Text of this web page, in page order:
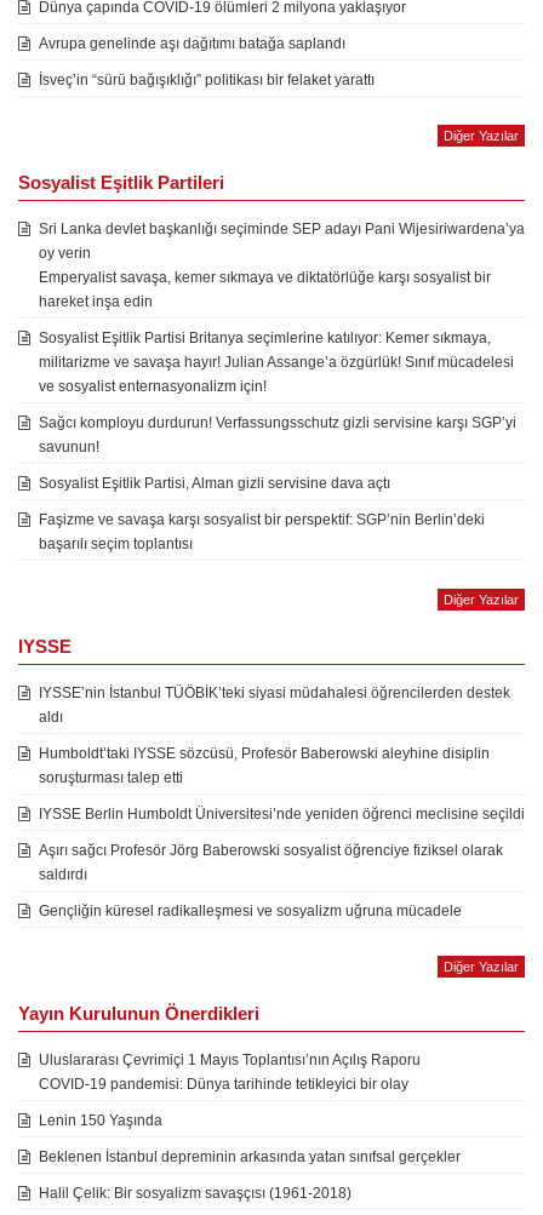
Dünya çapında COVID-19 ölümleri 2 milyona yaklaşıyor
Avrupa genelinde aşı dağıtımı batağa saplandı
İsveç’in “sürü bağışıklığı” politikası bir felaket yarattı
Diğer Yazılar
Sosyalist Eşitlik Partileri
Sri Lanka devlet başkanlığı seçiminde SEP adayı Pani Wijesiriwardena’ya
oy verin
Emperyalist savaşa, kemer sıkmaya ve diktatörlüğe karşı sosyalist bir
hareket inşa edin
Sosyalist Eşitlik Partisi Britanya seçimlerine katılıyor: Kemer sıkmaya,
militarizme ve savaşa hayır! Julian Assange’a özgürlük! Sınıf mücadelesi
ve sosyalist enternasyonalizm için!
Sağcı komployu durdurun! Verfassungsschutz gizli servisine karşı SGP’yi
savunun!
Sosyalist Eşitlik Partisi, Alman gizli servisine dava açtı
Faşizme ve savaşa karşı sosyalist bir perspektif: SGP’nin Berlin’deki
başarılı seçim toplantısı
Diğer Yazılar
IYSSE
IYSSE’nin İstanbul TÜÖBİK’teki siyasi müdahalesi öğrencilerden destek
aldı
Humboldt’taki IYSSE sözcüsü, Profesör Baberowski aleyhine disiplin
soruşturması talep etti
IYSSE Berlin Humboldt Üniversitesi’nde yeniden öğrenci meclisine seçildi
Aşırı sağcı Profesör Jörg Baberowski sosyalist öğrenciye fiziksel olarak
saldırdı
Gençliğin küresel radikalleşmesi ve sosyalizm uğruna mücadele
Diğer Yazılar
Yayın Kurulunun Önerdikleri
Uluslararası Çevrimiçi 1 Mayıs Toplantısı’nın Açılış Raporu
COVID-19 pandemisi: Dünya tarihinde tetikleyici bir olay
Lenin 150 Yaşında
Beklenen İstanbul depreminin arkasında yatan sınıfsal gerçekler
Halil Çelik: Bir sosyalizm savaşçısı (1961-2018)